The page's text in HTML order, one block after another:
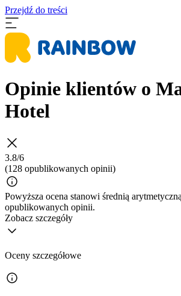
Przejdź do treści
Opinie klientów o
Hotel
3.8/6
(128 opublikowanych opinii)
Powyższa ocena stanowi średnią
opublikowanych opinii.
Zobacz szczegóły
Oceny szczegółowe